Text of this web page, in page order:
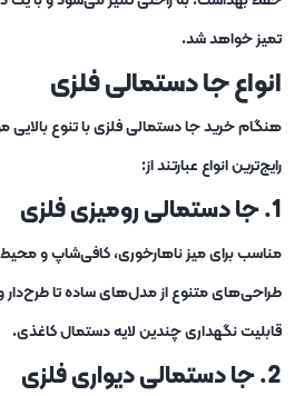
تمیز خواهد شد.
انواع جا دستمالی فلزی
هنگام خرید جا دستمالی فلزی با تنوع
رایج‌ترین انواع عبارتند از:
1. جا دستمالی رومیزی فلزی
مناسب برای میز ناهارخوری، کافی‌شاپ و
طراحی‌های متنوع از مدل‌های ساده تا
قابلیت نگهداری چندین لایه دستمال کاغذی.
2. جا دستمالی دیواری فلزی